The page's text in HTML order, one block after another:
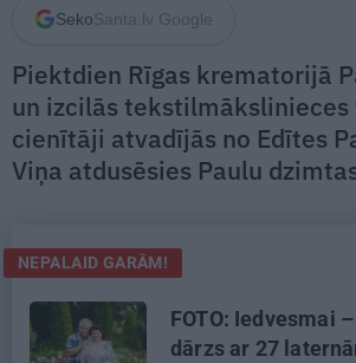
Seko Santa.lv Google
Piektdien Rīgas krematorijā
un izcilās
cienītāji atvadījās no Edītes
Viņa atdusēsies Paulu
NEPALAID GARĀM!
FOTO: Iedvesmai
dārzs ar 27